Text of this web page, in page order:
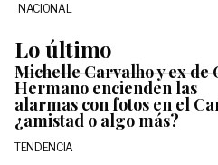
NACIONAL
Lo último
Michelle Carvalho y ex de
Hermano encienden las
alarmas con fotos en el
¿amistad o algo más?
TENDENCIA